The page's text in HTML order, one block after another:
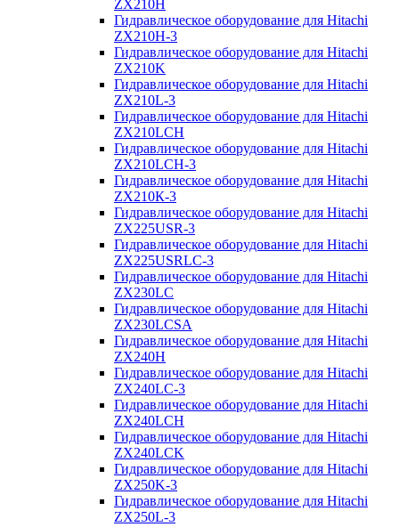
ZX210H
Гидравлическое оборудование для Hitachi
ZX210H-3
Гидравлическое оборудование для Hitachi
ZX210K
Гидравлическое оборудование для Hitachi
ZX210L-3
Гидравлическое оборудование для Hitachi
ZX210LCH
Гидравлическое оборудование для Hitachi
ZX210LCH-3
Гидравлическое оборудование для Hitachi
ZX210К-3
Гидравлическое оборудование для Hitachi
ZX225USR-3
Гидравлическое оборудование для Hitachi
ZX225USRLC-3
Гидравлическое оборудование для Hitachi
ZX230LC
Гидравлическое оборудование для Hitachi
ZX230LCSA
Гидравлическое оборудование для Hitachi
ZX240H
Гидравлическое оборудование для Hitachi
ZX240LC-3
Гидравлическое оборудование для Hitachi
ZX240LCH
Гидравлическое оборудование для Hitachi
ZX240LCK
Гидравлическое оборудование для Hitachi
ZX250K-3
Гидравлическое оборудование для Hitachi
ZX250L-3